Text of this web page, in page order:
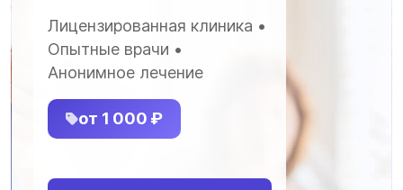
Лицензированная клиника •
Опытные врачи •
Анонимное лечение
от 1 000 ₽